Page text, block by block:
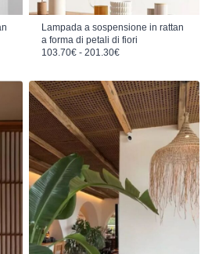
Lampada a sospensione in rattan
a forma di petali di fiori
103.70€ - 201.30€Fascia di prezzo: da 103.70€ a 201.30€